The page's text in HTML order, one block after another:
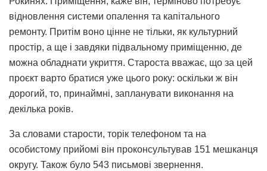
відновлення системи опалення та капітального
ремонту. Притім воно цінне не тільки, як культурний
простір, а ще і завдяки підвальному приміщенню, де
можна обладнати укриття. Староста вважає, що за цей
проєкт варто братися уже цього року: оскільки ж він
дорогий, то, принаймні, запланувати виконання на
декілька років.
За словами старости, торік телефоном та на
особистому прийомі він проконсультував 151 мешканця
округу. Також було 543 письмові звернення.